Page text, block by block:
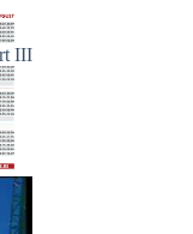
III